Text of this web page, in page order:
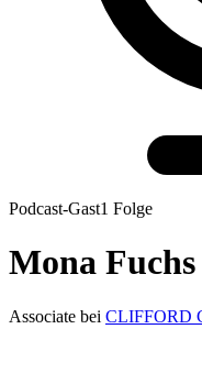
Podcast-Gast1 Folge
Mona Fuchs
Associate bei CLIFFORD